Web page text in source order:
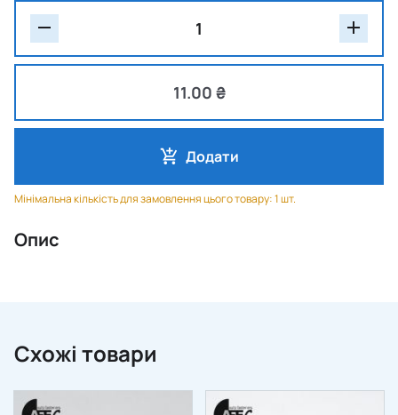
11.00 ₴
Додати
Мінімальна кількість для замовлення цього товару: 1 шт.
Опис
Схожі товари